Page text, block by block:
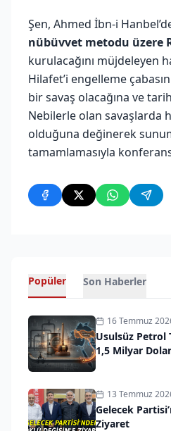
Şen, Ahmed İbn-i
nübüvvet metodu üzere
kurulacağını müjdeleyen
Hilafet’i engelleme
bir savaş olacağına ve
Nebilerle olan savaşlarda
olduğuna değinerek
tamamlamasıyla
Popüler Son Haberler
16 Temmuz
Usulsüz Petrol
1,5 Milyar
13 Temmuz
Gelecek
Ziyaret